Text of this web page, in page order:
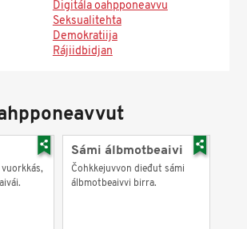
Digitála oahpponeavvu
Seksualitehta
Demokratiija
Rájiidbidjan
Sámi álbmotbeaivi
Čohkkejuvvon dieđut sámi
álbmotbeaivvi birra.